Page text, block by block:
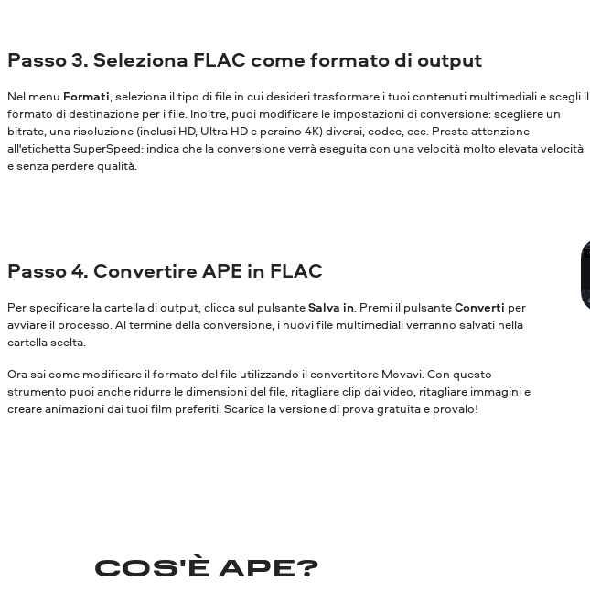
Passo 3. Seleziona FLAC come formato di output
Nel menu Formati, seleziona il tipo di file in cui desideri trasformare i tuoi contenuti multimediali e scegli il
formato di destinazione per i file. Inoltre, puoi modificare le impostazioni di conversione: scegliere un
bitrate, una risoluzione (inclusi HD, Ultra HD e persino 4K) diversi, codec, ecc. Presta attenzione
all'etichetta SuperSpeed: indica che la conversione verrà eseguita con una velocità molto elevata velocità
e senza perdere qualità.
Passo 4. Convertire APE in FLAC
Per specificare la cartella di output, clicca sul pulsanteSalva in. Premi il pulsanteConverti per
avviare il processo. Al termine della conversione, i nuovi file multimediali verranno salvati nella
cartella scelta.
Ora sai come modificare il formato del file utilizzando il convertitore Movavi. Con questo
strumento puoi anche ridurre le dimensioni del file, ritagliare clip dai video, ritagliare immagini e
creare animazioni dai tuoi film preferiti. Scarica la versione di prova gratuita e provalo!
COS'È APE?